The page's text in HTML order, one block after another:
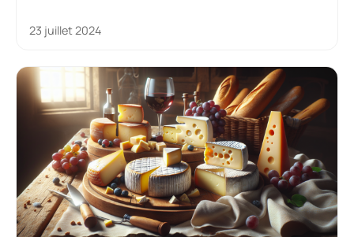
23 juillet 2024